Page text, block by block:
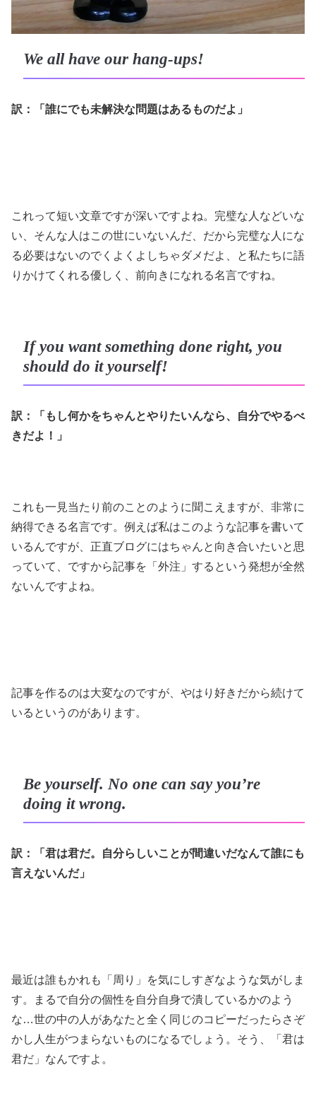
We all have our hang-ups!
訳：「誰にでも未解決な問題はあるものだよ」
これって短い文章ですが深いですよね。完璧な人などいな
い、そんな人はこの世にいないんだ、だから完璧な人にな
る必要はないのでくよくよしちゃダメだよ、と私たちに語
りかけてくれる優しく、前向きになれる名言ですね。
If you want something done right, you
should do it yourself!
訳：「もし何かをちゃんとやりたいんなら、自分でやるべ
きだよ！」
これも一見当たり前のことのように聞こえますが、非常に
納得できる名言です。例えば私はこのような記事を書いて
いるんですが、正直ブログにはちゃんと向き合いたいと思
っていて、ですから記事を「外注」するという発想が全然
ないんですよね。
記事を作るのは大変なのですが、やはり好きだから続けて
いるというのがあります。
Be yourself. No one can say you’re
doing it wrong.
訳：「君は君だ。自分らしいことが間違いだなんて誰にも
言えないんだ」
最近は誰もかれも「周り」を気にしすぎなような気がしま
す。まるで自分の個性を自分自身で潰しているかのよう
な…世の中の人があなたと全く同じのコピーだったらさぞ
かし人生がつまらないものになるでしょう。そう、「君は
君だ」なんですよ。